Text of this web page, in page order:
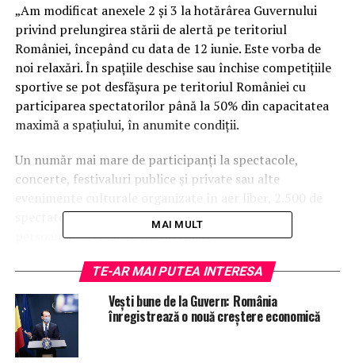
„Am modificat anexele 2 şi 3 la hotărârea Guvernului
privind prelungirea stării de alertă pe teritoriul
României, începând cu data de 12 iunie. Este vorba de
noi relaxări. În spaţiile deschise sau închise competiţiile
sportive se pot desfăşura pe teritoriul României cu
participarea spectatorilor până la 50% din capacitatea
maximă a spaţiului, în anumite condiţii.
Un număr mai mare de participanţi la spectacole,
concerte, festivaluri publice şi private sau alte
spectatori. Bineînţeles, peste această cifră, toate
persoanele trebuie să fie vaccinate.
Se permite organizarea festivalurilor, desfăşurarea în
aer liber a spectacolelor, concertelor, festivaluri publice
şi private sau a altor evenimente culturale cu
participarea unui număr mai mare de 2.500 de
spectatori cu asigurarea unei suprafeţe de 1 mp pentru
MAI MULT
TE-AR MAI PUTEA INTERESA
Vești bune de la Guvern: România
înregistrează o nouă creștere economică